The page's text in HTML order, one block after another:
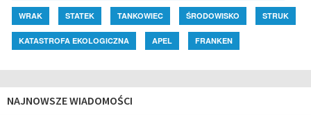
WRAK STATEK TANKOWIEC ŚRODOWISKO STRUK
KATASTROFA EKOLOGICZNA APEL FRANKEN
NAJNOWSZE WIADOMOŚCI